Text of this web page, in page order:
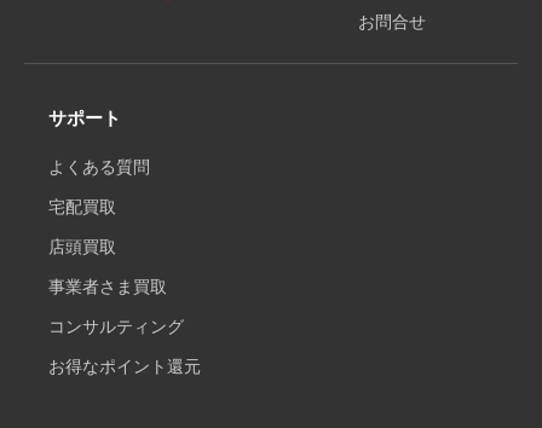
お問合せ
サポート
よくある質問
宅配買取
店頭買取
事業者さま買取
コンサルティング
お得なポイント還元